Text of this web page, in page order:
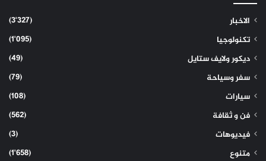
الاخبار
(3٬327)
تكنولوجيا
(1٬095)
ديكور ولايف ستايل
(49)
سفر وسياحة
(79)
سيارات
(108)
فن و ثقافة
(562)
فيديوهات
(3)
متنوع
(1٬658)